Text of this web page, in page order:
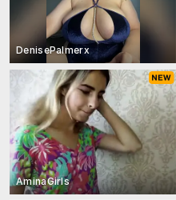
DenisePalmerx
AminaGirls